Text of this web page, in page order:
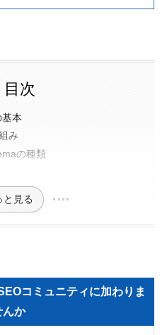
目次
本
み
の種類
と見る
コミュニティに加わりま
んか